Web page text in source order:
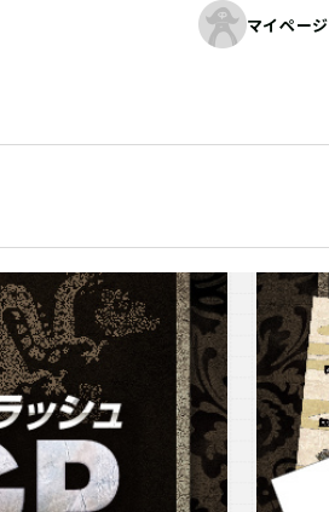
マイページ